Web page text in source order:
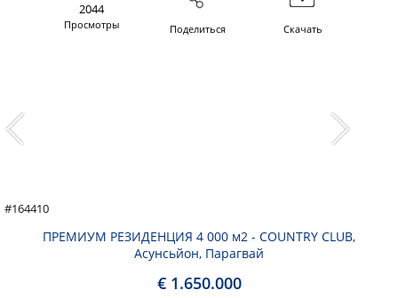
2044
Просмотры Поделиться Скачать
#164410
ПРЕМИУМ РЕЗИДЕНЦИЯ 4 000 м2 - COUNTRY CLUB,
Асунсьйон, Парагвай
€ 1.650.000